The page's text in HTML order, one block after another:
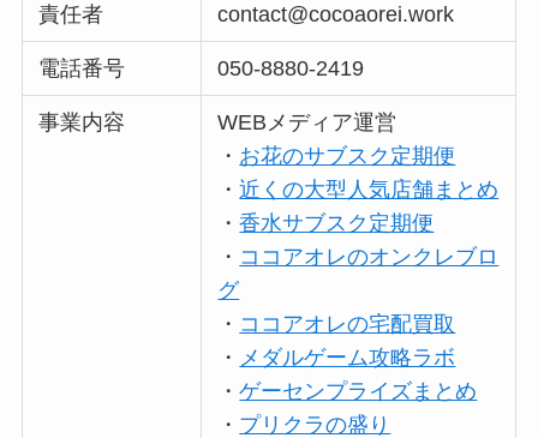
責任者
contact@cocoaorei.work
電話番号 050-8880-2419
事業内容
WEBメディア運営
・ お花のサブスク定期便
・近くの大型人気店舗まとめ
・香水サブスク定期便
・ ココアオレのオンクレブロ
グ
・ ココアオレの宅配買取
・ メダルゲーム攻略ラボ
・ゲーセンプライズまとめ
・ プリクラの盛り